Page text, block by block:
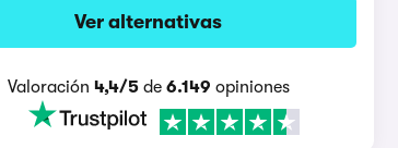
Ver alternativas
Valoración 4,4/5de 6.149 opiniones